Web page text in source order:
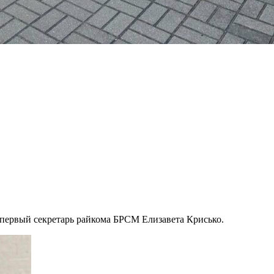
секретарь райкома БРСМ Елизавета Крисько.